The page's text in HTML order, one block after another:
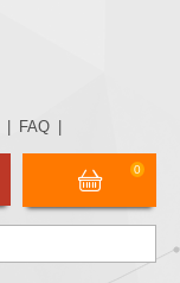
FAQ
0